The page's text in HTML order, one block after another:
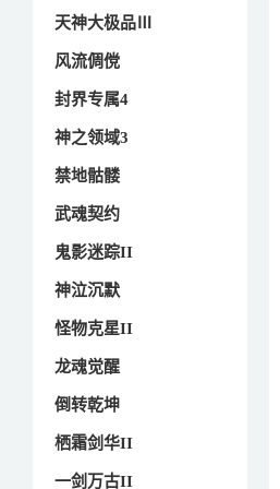
天神大极品Ⅲ
风流倜傥
封界专属4
神之领域3
禁地骷髅
武魂契约
鬼影迷踪II
神泣沉默
怪物克星II
龙魂觉醒
倒转乾坤
栖霜剑华II
一剑万古II